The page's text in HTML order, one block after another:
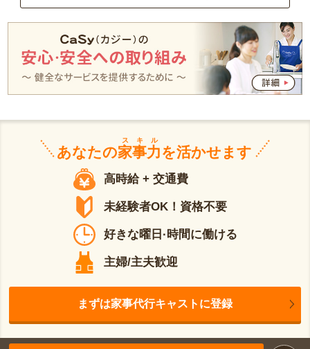
あなたの家事力
スキル
を活かせます
高時給 + 交通費
未経験者OK！資格不要
好きな曜日·時間に働ける
主婦/主夫歓迎
まずは家事代行キャストに登録